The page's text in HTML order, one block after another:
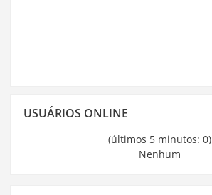
Usuários
USUÁRIOS ONLINE
(últimos 5 minutos: 0)
Nenhum